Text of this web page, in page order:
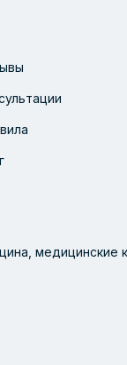
медицинские